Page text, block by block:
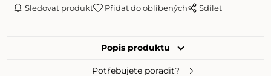
Sledovat produkt Přidat do oblíbených Sdílet
Popis produktu
Potřebujete poradit?